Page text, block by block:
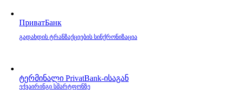
ПриватБанк
გადახდის ტრანზაქციების სინქრონიზაცია
ტერმინალი PrivatBank‑ისაგან
ექვაირინგი სმარტფონზე